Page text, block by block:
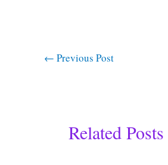
← Previous Post
Related Posts